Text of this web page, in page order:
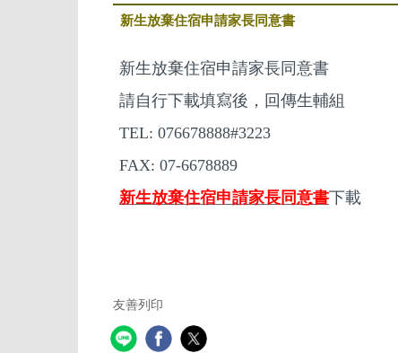
新生放棄住宿申請家長同意書
新生放棄住宿申請家長同意書
請自行下載填寫後，回傳生輔組
TEL: 076678888#3223
FAX: 07-6678889
新生放棄住宿申請家長同意書下載
友善列印